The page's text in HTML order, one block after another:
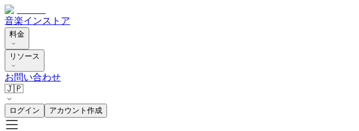
音楽インストア
料金
リソース
お問い合わせ
🇯🇵
ログイン アカウント作成